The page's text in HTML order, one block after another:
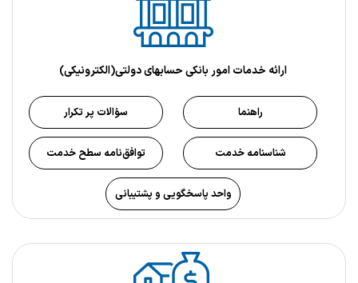
ارائه خدمات امور بانکی حسابهای دولتی(الکترونیکی)
راهنما سؤالات پر تکرار
شناسنامه خدمت توافق‌نامه سطح خدمت
واحد پاسخگویی و پشتیبانی